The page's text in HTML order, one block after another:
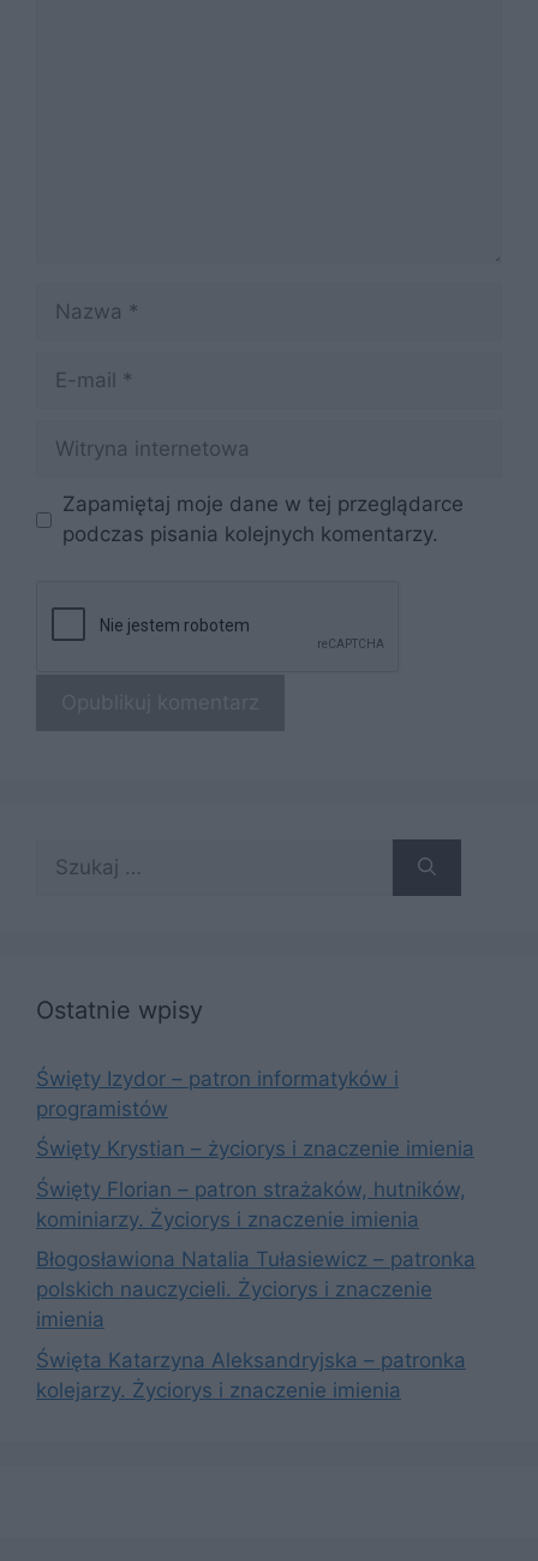
internetowa
Zapamiętaj moje dane w tej przeglądarce
podczas pisania kolejnych komentarzy.
Ostatnie wpisy
Święty Izydor – patron informatyków i
programistów
Święty Krystian – życiorys i znaczenie imienia
Święty Florian – patron strażaków, hutników,
kominiarzy. Życiorys i znaczenie imienia
Błogosławiona Natalia Tułasiewicz – patronka
polskich nauczycieli. Życiorys i znaczenie
imienia
Święta Katarzyna Aleksandryjska – patronka
kolejarzy. Życiorys i znaczenie imienia